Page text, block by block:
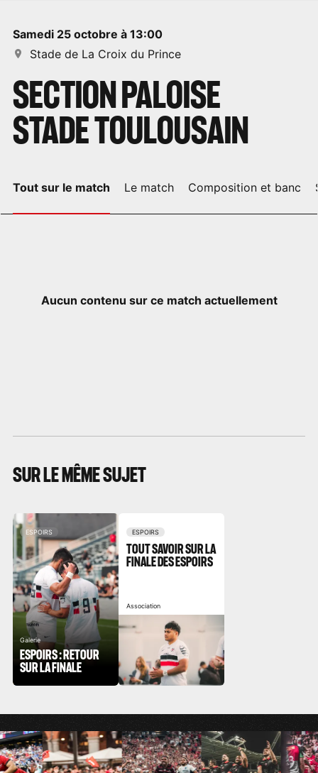
samedi 25 octobre à 13:00
Stade de La Croix du Prince
SECTION PALOISE
STADE TOULOUSAIN
Tout sur le match Le match Composition et banc
Aucun contenu sur ce match actuellement
SUR LE MÊME SUJET
ESPOIRS
Galerie
ESPOIRS : RETOUR
SUR LA FINALE
ESPOIRS
TOUT SAVOIR SUR LA
FINALE DES ESPOIRS
Association